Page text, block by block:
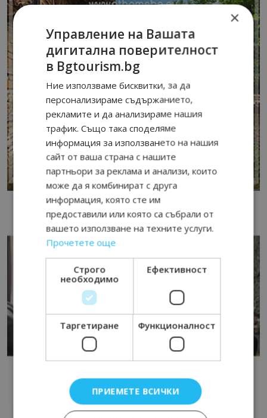
×
Управление на Вашата
дигитална поверителност
в Bgtourism.bg
Ние използваме бисквитки, за да
персонализираме съдържанието,
рекламите и да анализираме нашия
трафик. Също така споделяме
информация за използването на нашия
сайт от ваша страна с нашите
партньори за реклама и анализи, които
може да я комбинират с друга
информация, която сте им
предоставили или която са събрали от
вашето използване на техните услуги.
Прочетете още
Строго
необходимо
Ефективност
Таргетиране Функционалност
ПРИЕМЕТЕ ВСИЧКИ